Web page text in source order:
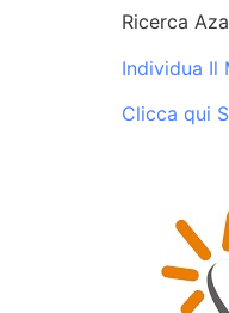
Ricerca
Individua Il
Clicca qui